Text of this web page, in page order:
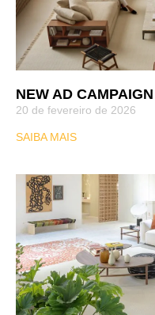
NEW AD
20 de fevereiro de 2026
SAIBA MAIS